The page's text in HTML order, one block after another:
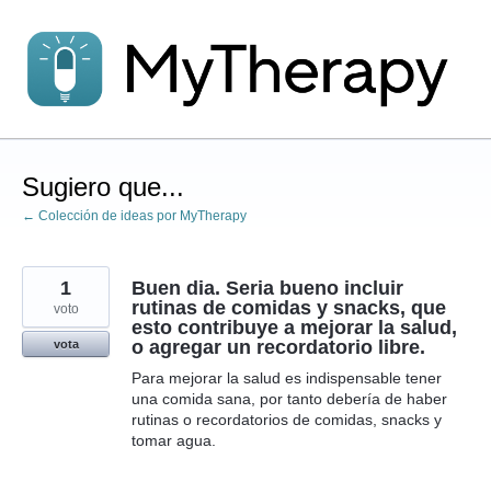
al
contenido
Sugiero que...
← Colección de ideas por MyTherapy
Buen dia. Seria bueno incluir
rutinas de comidas y snacks, que
esto contribuye a mejorar la salud,
o agregar un recordatorio libre.
Para mejorar la salud es indispensable tener
una comida sana, por tanto debería de haber
rutinas o recordatorios de comidas, snacks y
tomar agua.
1
voto
vota